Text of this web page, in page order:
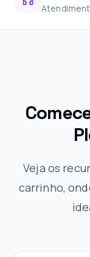
Veja os
carrinho,